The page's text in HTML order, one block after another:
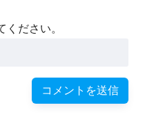
ください。